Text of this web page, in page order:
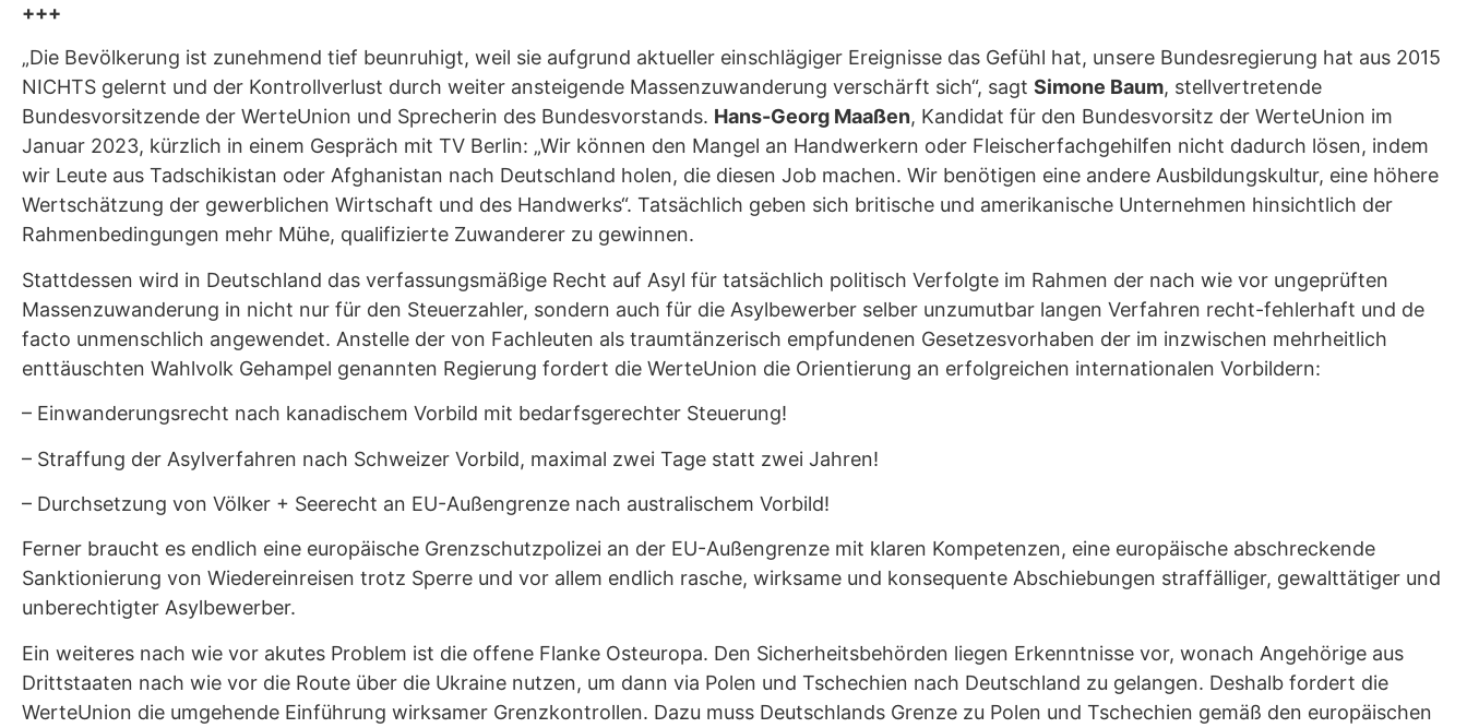
+++
„Die Bevölkerung ist zunehmend tief beunruhigt, weil sie aufgrund aktueller einschlägiger Ereignisse das Gefühl hat, unsere Bundesregierung hat aus 2015
NICHTS gelernt und der Kontrollverlust durch weiter ansteigende Massenzuwanderung verschärft sich“, sagt Simone Baum, stellvertretende
Bundesvorsitzende der WerteUnion und Sprecherin des Bundesvorstands. Hans-Georg Maaßen, Kandidat für den Bundesvorsitz der WerteUnion im
Januar 2023, kürzlich in einem Gespräch mit TV Berlin: „Wir können den Mangel an Handwerkern oder Fleischerfachgehilfen nicht dadurch lösen, indem
wir Leute aus Tadschikistan oder Afghanistan nach Deutschland holen, die diesen Job machen. Wir benötigen eine andere Ausbildungskultur, eine höhere
Wertschätzung der gewerblichen Wirtschaft und des Handwerks“. Tatsächlich geben sich britische und amerikanische Unternehmen hinsichtlich der
Rahmenbedingungen mehr Mühe, qualifizierte Zuwanderer zu gewinnen.
Stattdessen wird in Deutschland das verfassungsmäßige Recht auf Asyl für tatsächlich politisch Verfolgte im Rahmen der nach wie vor ungeprüften
Massenzuwanderung in nicht nur für den Steuerzahler, sondern auch für die Asylbewerber selber unzumutbar langen Verfahren recht-fehlerhaft und de
facto unmenschlich angewendet. Anstelle der von Fachleuten als traumtänzerisch empfundenen Gesetzesvorhaben der im inzwischen mehrheitlich
enttäuschten Wahlvolk Gehampel genannten Regierung fordert die WerteUnion die Orientierung an erfolgreichen internationalen Vorbildern:
– Einwanderungsrecht nach kanadischem Vorbild mit bedarfsgerechter Steuerung!
– Straffung der Asylverfahren nach Schweizer Vorbild, maximal zwei Tage statt zwei Jahren!
– Durchsetzung von Völker + Seerecht an EU-Außengrenze nach australischem Vorbild!
Ferner braucht es endlich eine europäische Grenzschutzpolizei an der EU-Außengrenze mit klaren Kompetenzen, eine europäische abschreckende
Sanktionierung von Wiedereinreisen trotz Sperre und vor allem endlich rasche, wirksame und konsequente Abschiebungen straffälliger, gewalttätiger und
unberechtigter Asylbewerber.
Ein weiteres nach wie vor akutes Problem ist die offene Flanke Osteuropa. Den Sicherheitsbehörden liegen Erkenntnisse vor, wonach Angehörige aus
Drittstaaten nach wie vor die Route über die Ukraine nutzen, um dann via Polen und Tschechien nach Deutschland zu gelangen. Deshalb fordert die
WerteUnion die umgehende Einführung wirksamer Grenzkontrollen. Dazu muss Deutschlands Grenze zu Polen und Tschechien gemäß den europäischen